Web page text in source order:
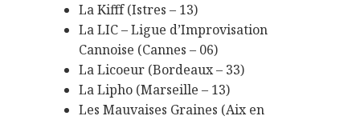
La Kifff (Istres – 13)
La LIC – Ligue d’Improvisation
Cannoise (Cannes – 06)
La Licoeur (Bordeaux – 33)
La Lipho (Marseille – 13)
Les Mauvaises Graines (Aix en